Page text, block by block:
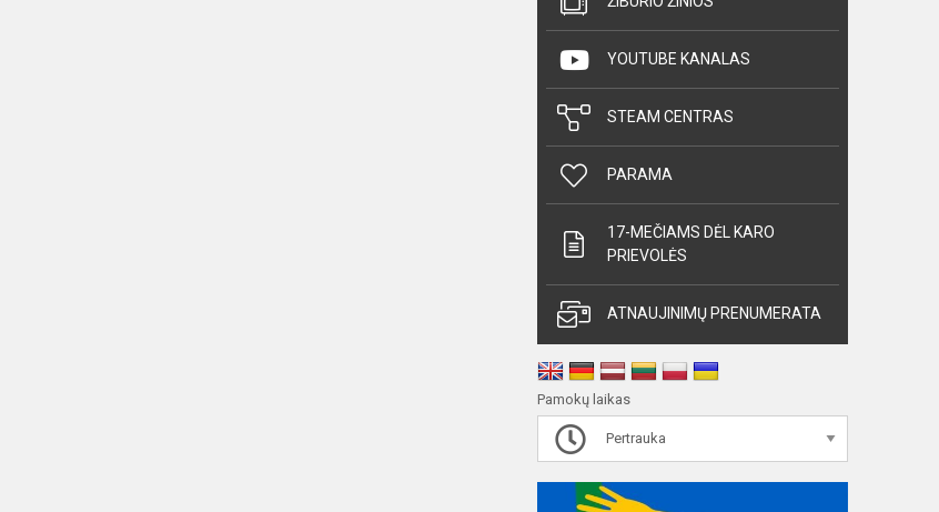
YOUTUBE KANALAS
STEAM CENTRAS
PARAMA
17-MEČIAMS DĖL KARO
PRIEVOLĖS
ATNAUJINIMŲ PRENUMERATA
Pamokų laikas
Pertrauka